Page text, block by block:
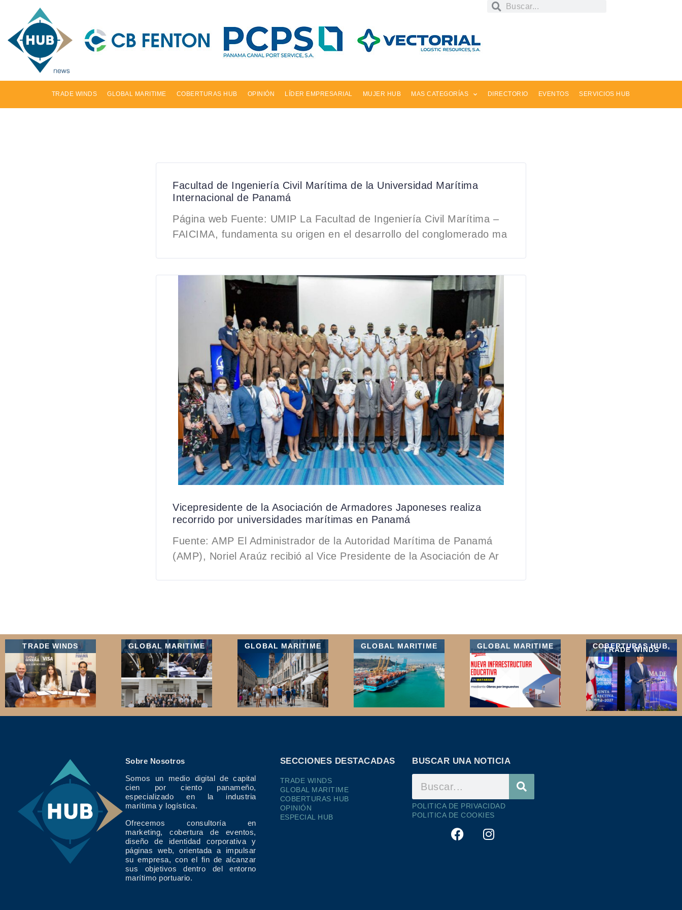
TRADE WINDS GLOBAL MARITIME COBERTURAS HUB OPINIÓN LÍDER EMPRESARIAL MUJER HUB MAS CATEGORÍAS DIRECTORIO EVENTOS SERVICIOS HUB
Facultad de Ingeniería Civil Marítima de la Universidad Marítima
Internacional de Panamá
Página web Fuente: UMIP La Facultad de Ingeniería Civil Marítima –
FAICIMA, fundamenta su origen en el desarrollo del conglomerado ma
Vicepresidente de la Asociación de Armadores Japoneses realiza
recorrido por universidades marítimas en Panamá
Fuente: AMP El Administrador de la Autoridad Marítima de Panamá
(AMP), Noriel Araúz recibió al Vice Presidente de la Asociación de Ar
TRADE WINDS GLOBAL MARITIME GLOBAL MARITIME GLOBAL MARITIME GLOBAL MARITIME COBERTURAS HUB,
TRADE WINDS
Sobre Nosotros
Somos un medio digital de capital
cien por ciento panameño,
especializado en la industria
marítima y logística.
Ofrecemos consultoría en
marketing, cobertura de eventos,
diseño de identidad corporativa y
páginas web, orientada a impulsar
su empresa, con el fin de alcanzar
sus objetivos dentro del entorno
marítimo portuario.
SECCIONES DESTACADAS
TRADE WINDS
GLOBAL MARITIME
COBERTURAS HUB
OPINIÓN
ESPECIAL HUB
BUSCAR UNA NOTICIA
POLITICA DE PRIVACIDAD
POLITICA DE COOKIES